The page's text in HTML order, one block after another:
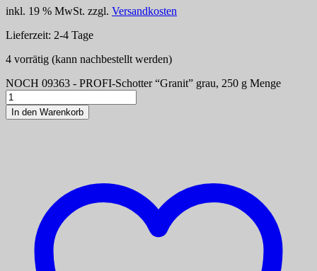
inkl. 19 % MwSt. zzgl. Versandkosten
Lieferzeit: 2-4 Tage
4 vorrätig (kann nachbestellt werden)
NOCH 09363 - PROFI-Schotter “Granit” grau, 250 g Menge
In den Warenkorb